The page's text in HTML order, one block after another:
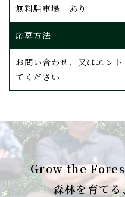
無料駐車場 あり
応募方法
お問い合わせ、又はエン
てください
Grow the
森林を育てる